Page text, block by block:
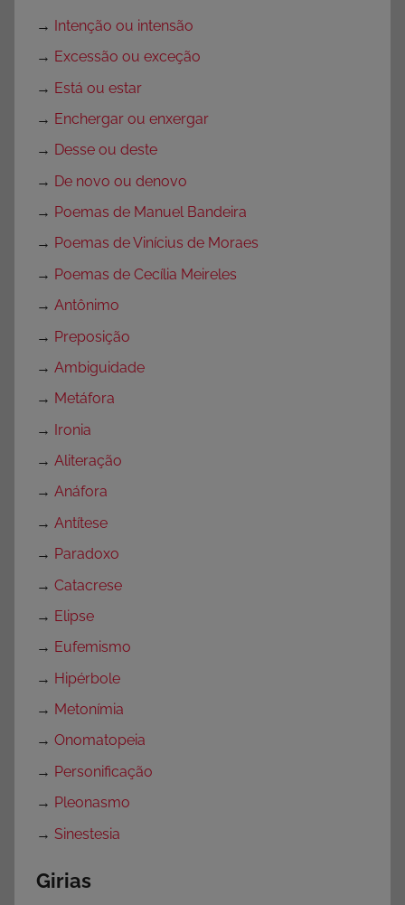
→ Intenção ou intensão
→ Excessão ou exceção
→ Está ou estar
→ Enchergar ou enxergar
→ Desse ou deste
→ De novo ou denovo
→ Poemas de Manuel Bandeira
→ Poemas de Vinícius de Moraes
→ Poemas de Cecília Meireles
→ Antônimo
→ Preposição
→ Ambiguidade
→ Metáfora
→ Ironia
→ Aliteração
→ Anáfora
→ Antítese
→ Paradoxo
→ Catacrese
→ Elipse
→ Eufemismo
→ Hipérbole
→ Metonímia
→ Onomatopeia
→ Personificação
→ Pleonasmo
→ Sinestesia
Girias